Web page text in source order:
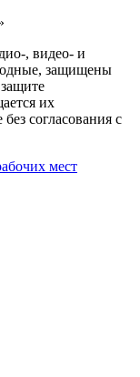
, видео- и
защищены
их
согласования с
мест